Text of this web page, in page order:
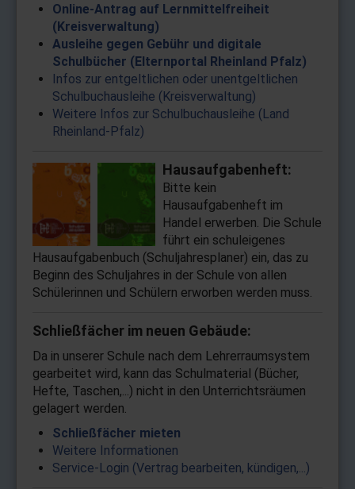
Online-Antrag auf Lernmittelfreiheit
(Kreisverwaltung)
Ausleihe gegen Gebühr und digitale
Schulbücher (Elternportal Rheinland Pfalz)
Infos zur entgeltlichen oder unentgeltlichen
Schulbuchausleihe (Kreisverwaltung)
Weitere Infos zur Schulbuchausleihe (Land
Rheinland-Pfalz)
Hausaufgabenheft:
Bitte kein
Hausaufgabenheft im
Handel erwerben. Die Schule
führt ein schuleigenes
Hausaufgabenbuch (Schuljahresplaner) ein, das zu
Beginn des Schuljahres in der Schule von allen
Schülerinnen und Schülern erworben werden muss.
Schließfächer im neuen Gebäude:
Da in unserer Schule nach dem Lehrerraumsystem
gearbeitet wird, kann das Schulmaterial (Bücher,
Hefte, Taschen,...) nicht in den Unterrichtsräumen
gelagert werden.
Schließfächer mieten
Weitere Informationen
Service-Login (Vertrag bearbeiten, kündigen,...)